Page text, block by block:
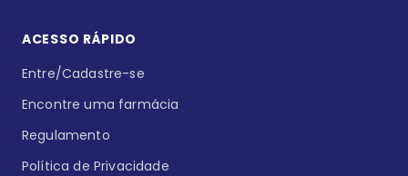
ACESSO RÁPIDO
Entre/Cadastre-se
Encontre uma farmácia
Regulamento
Política de Privacidade